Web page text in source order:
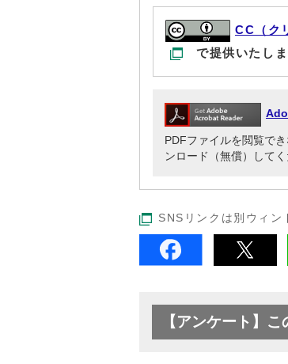
CC（ク
で提供いたしま
PDFファイルを閲覧で
ンロード（無償）してく
SNSリンクは別ウィン
【アンケート】